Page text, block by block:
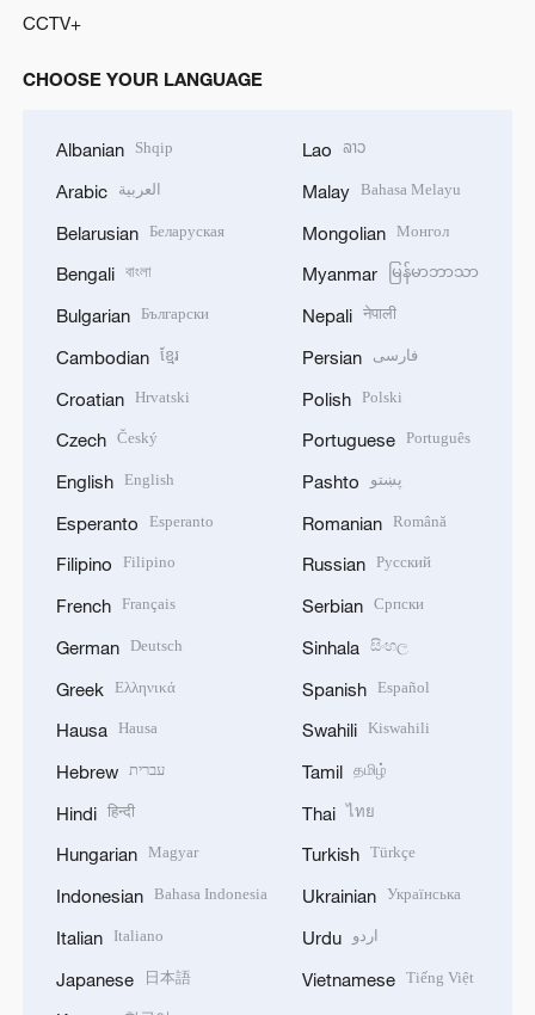
CCTV+
CHOOSE YOUR LANGUAGE
Albanian Shqip
Arabic العربية
Belarusian Беларуская
Bengali বাংলা
Bulgarian Български
Cambodian ខ្មែរ
Croatian Hrvatski
Czech Český
English English
Esperanto Esperanto
Filipino Filipino
French Français
German Deutsch
Greek Ελληνικά
Hausa Hausa
Hebrew עברית
Hindi हिन्दी
Hungarian Magyar
Indonesian Bahasa Indonesia
Italian Italiano
Japanese 日本語
Lao ລາວ
Malay Bahasa Melayu
Mongolian Монгол
Myanmar မြန်မာဘာသာ
Nepali नेपाली
Persian فارسی
Polish Polski
Portuguese Português
Pashto پښتو
Romanian Română
Russian Русский
Serbian Српски
Sinhala සිංහල
Spanish Español
Swahili Kiswahili
Tamil தமிழ்
Thai ไทย
Turkish Türkçe
Ukrainian Українська
Urdu اردو
Vietnamese Tiếng Việt